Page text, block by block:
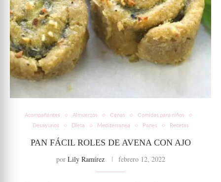
Acompañantes Almuerzos Cenas
Comidas para niños
Desayunos
Dieta Mediterranea Panes Recetas
PAN FÁCIL ROLES DE AVENA CON AJO
por Lily Ramírez febrero 12, 2022